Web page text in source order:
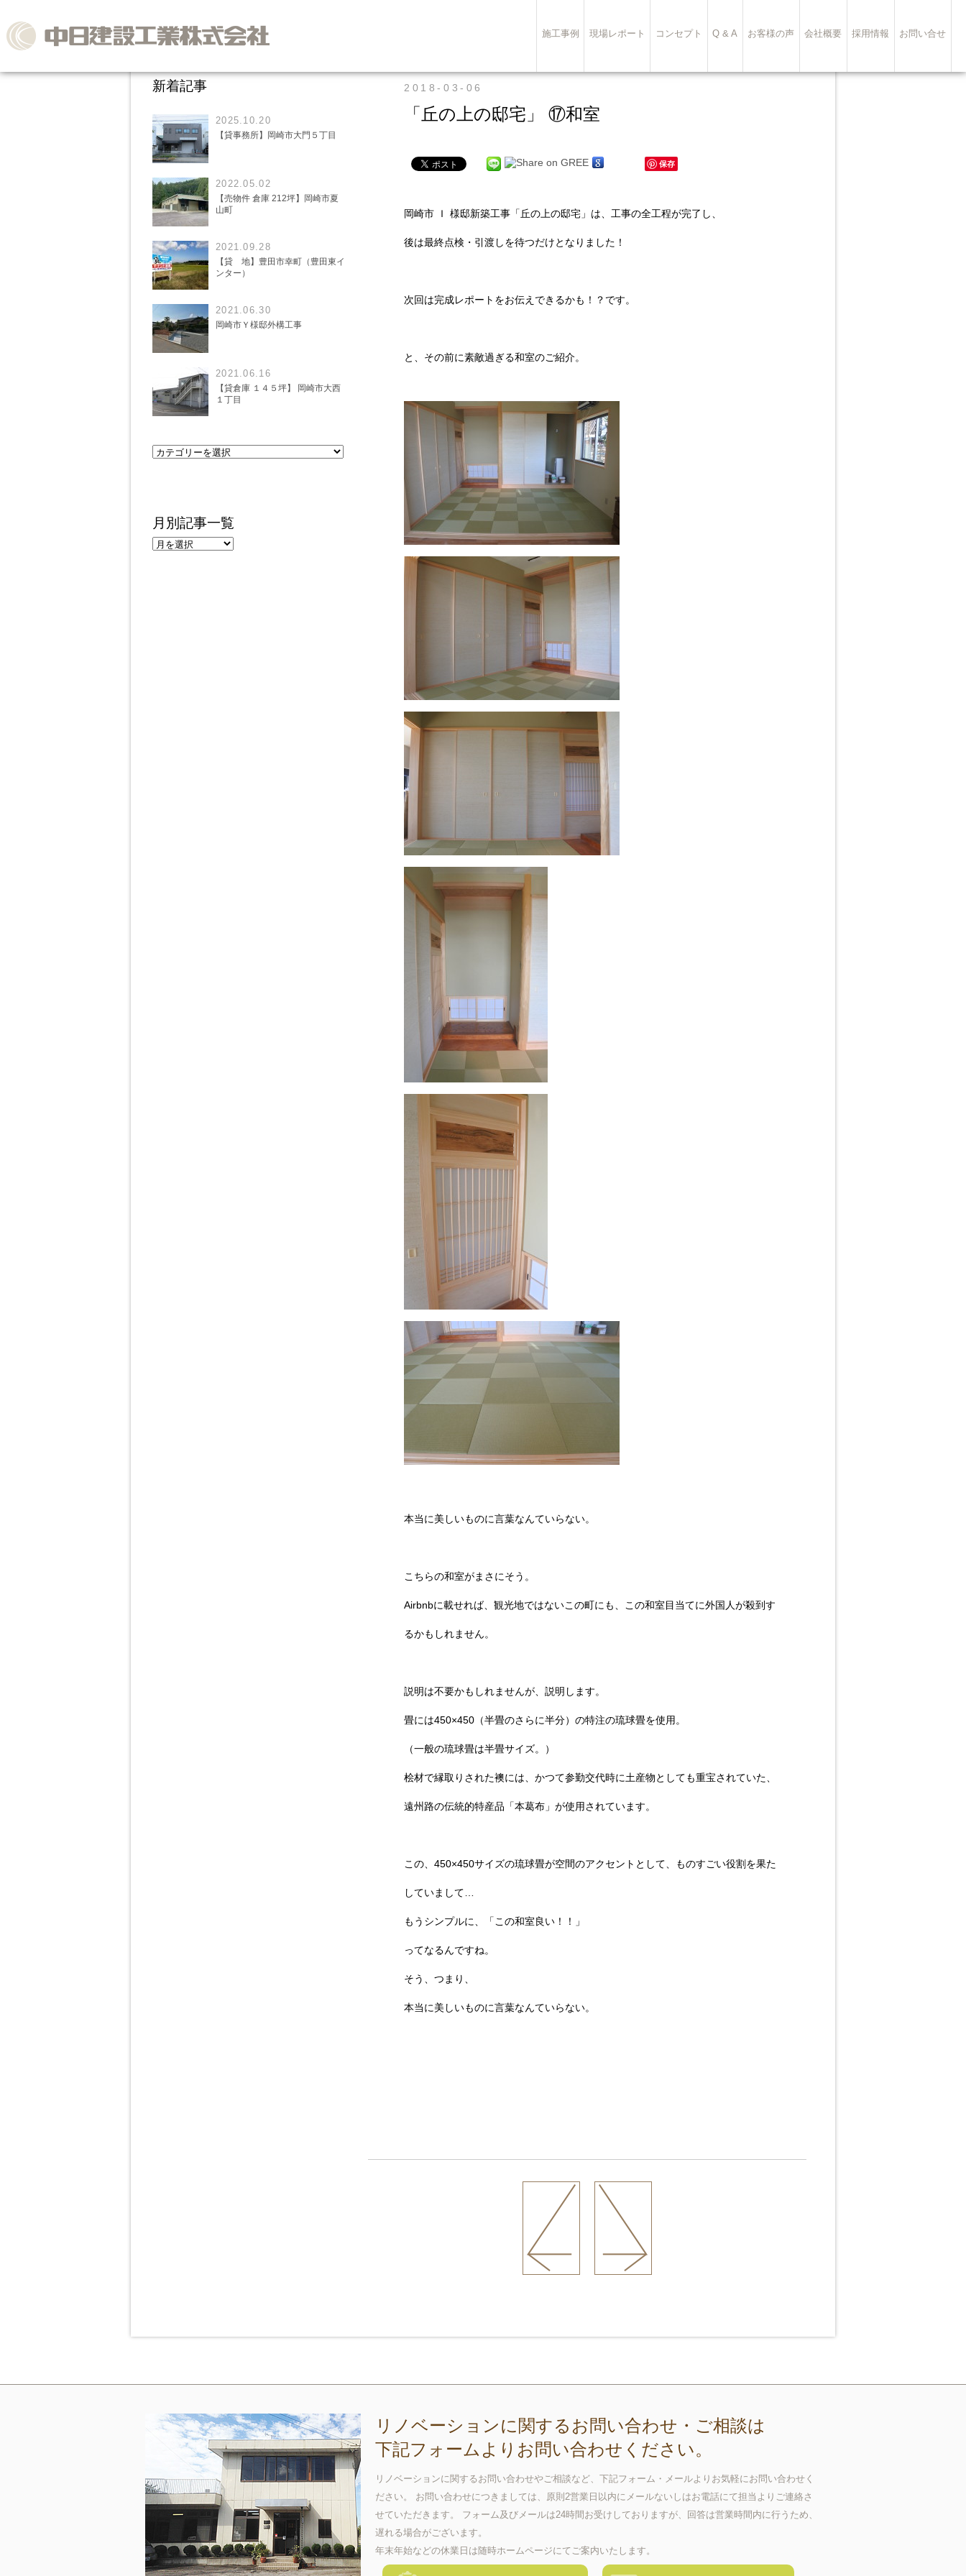
2018-03-06
「丘の上の邸宅」 ⑰和室
保存
岡崎市 Ｉ 様邸新築工事「丘の上の邸宅」は、工事の全工程が完了し、
後は最終点検・引渡しを待つだけとなりました！
次回は完成レポートをお伝えできるかも！？です。
と、その前に素敵過ぎる和室のご紹介。
本当に美しいものに言葉なんていらない。
こちらの和室がまさにそう。
Airbnbに載せれば、観光地ではないこの町にも、この和室目当てに外国人が殺到す
るかもしれません。
説明は不要かもしれませんが、説明します。
畳には450×450（半畳のさらに半分）の特注の琉球畳を使用。
（一般の琉球畳は半畳サイズ。）
桧材で縁取りされた襖には、かつて参勤交代時に土産物としても重宝されていた、
遠州路の伝統的特産品「本葛布」が使用されています。
この、450×450サイズの琉球畳が空間のアクセントとして、ものすごい役割を果た
していまして…
もうシンプルに、「この和室良い！！」
ってなるんですね。
そう、つまり、
本当に美しいものに言葉なんていらない。
新着記事
2025.10.20
【貸事務所】岡崎市大門５丁目
2022.05.02
【売物件 倉庫 212坪】岡崎市夏
山町
2021.09.28
【貸 地】豊田市幸町（豊田東イ
ンター）
2021.06.30
岡崎市Ｙ様邸外構工事
2021.06.16
【貸倉庫 １４５坪】 岡崎市大西
１丁目
月別記事一覧
リノベーションに関するお問い合わせ・ご相談は
下記フォームよりお問い合わせください。
リノベーションに関するお問い合わせやご相談など、下記フォーム・メールよりお気軽にお問い合わせく
ださい。 お問い合わせにつきましては、原則2営業日以内にメールないしはお電話にて担当よりご連絡さ
せていただきます。 フォーム及びメールは24時間お受けしておりますが、回答は営業時間内に行うため、
遅れる場合がございます。
年末年始などの休業日は随時ホームページにてご案内いたします。
施工事例 現場レポート コンセプト Q & A お客様の声 会社概要 採用情報 お問い合せ